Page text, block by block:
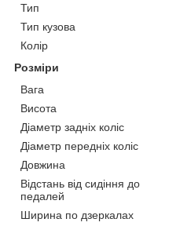
Тип
Тип кузова
Колір
Розміри
Вага
Висота
Діаметр задніх коліс
Діаметр передніх коліс
Довжина
Відстань від сидіння до
педалей
Ширина по дзеркалах